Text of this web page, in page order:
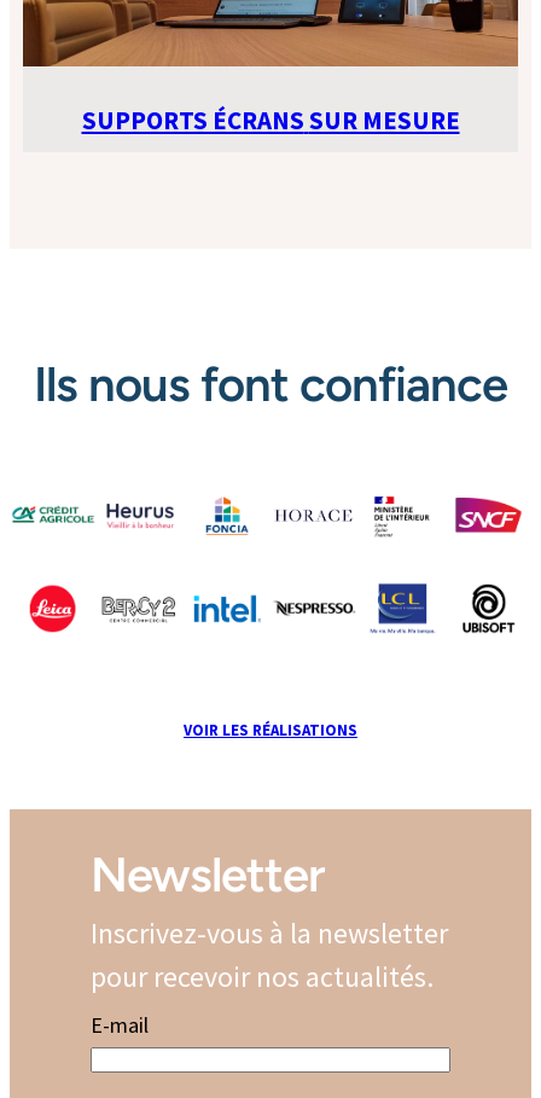
SUPPORTS ÉCRANSSUR MESURE
Ils nous font confiance
VOIR LES RÉALISATIONS
Newsletter
Inscrivez-vous à la newsletter
pour recevoir nos actualités.
E-mail